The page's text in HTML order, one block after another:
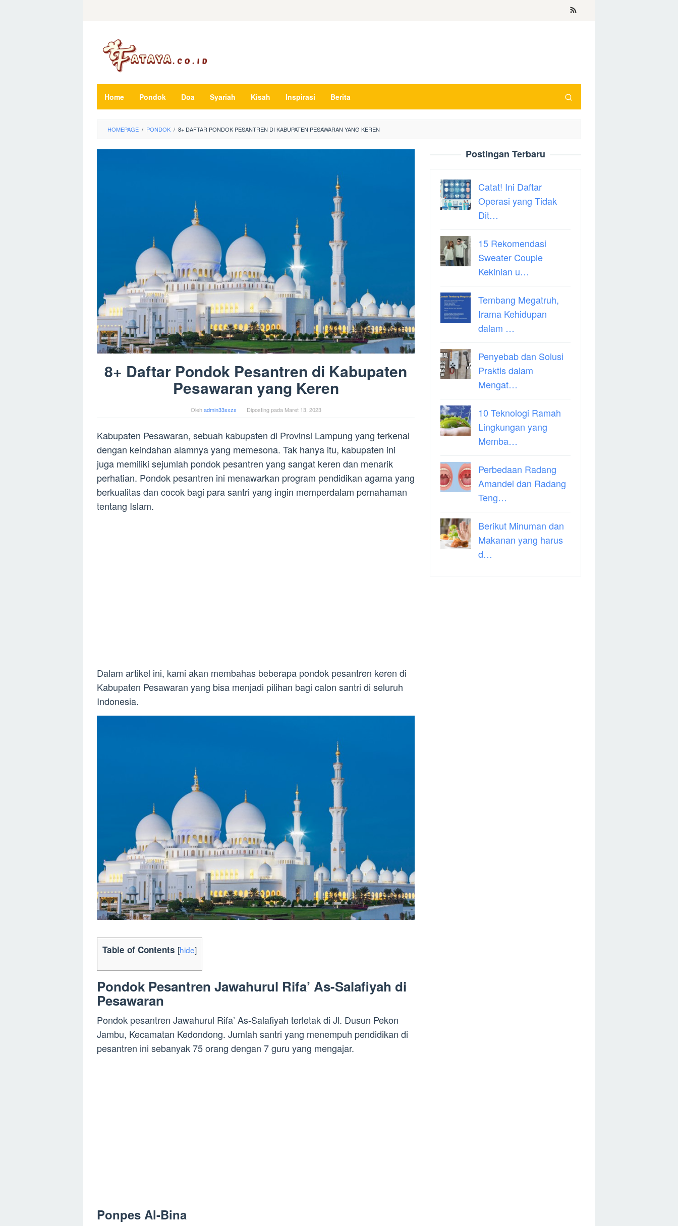
Home Pondok Doa Syariah Kisah Inspirasi Berita
HOMEPAGE / PONDOK / 8+ DAFTAR PONDOK PESANTREN DI KABUPATEN PESAWARAN YANG KEREN
8+ Daftar Pondok Pesantren di Kabupaten
Pesawaran yang Keren
Olehadmin33sxzs Diposting pada Maret 13, 2023
Kabupaten Pesawaran, sebuah kabupaten di Provinsi Lampung yang terkenal
dengan keindahan alamnya yang memesona. Tak hanya itu, kabupaten ini
juga memiliki sejumlah pondok pesantren yang sangat keren dan menarik
perhatian. Pondok pesantren ini menawarkan program pendidikan agama yang
berkualitas dan cocok bagi para santri yang ingin memperdalam pemahaman
tentang Islam.
Dalam artikel ini, kami akan membahas beberapa pondok pesantren keren di
Kabupaten Pesawaran yang bisa menjadi pilihan bagi calon santri di seluruh
Indonesia.
Table of Contents [hide]
Pondok Pesantren Jawahurul Rifa’ As-Salafiyah di
Pesawaran
Pondok pesantren Jawahurul Rifa’ As-Salafiyah terletak di Jl. Dusun Pekon
Jambu, Kecamatan Kedondong. Jumlah santri yang menempuh pendidikan di
pesantren ini sebanyak 75 orang dengan 7 guru yang mengajar.
Ponpes Al-Bina
Postingan Terbaru
Catat! Ini Daftar
Operasi yang Tidak
Dit…
15 Rekomendasi
Sweater Couple
Kekinian u…
Tembang Megatruh,
Irama Kehidupan
dalam …
Penyebab dan Solusi
Praktis dalam
Mengat…
10 Teknologi Ramah
Lingkungan yang
Memba…
Perbedaan Radang
Amandel dan Radang
Teng…
Berikut Minuman dan
Makanan yang harus
d…